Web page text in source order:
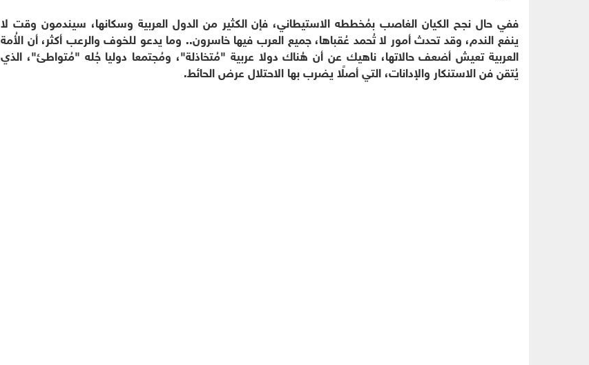
ففي حال نجح الكيان الغاصب بمُخططه الاستيطاني، فإن الكثير من الدول العربية وسكانها، سيندمون وقت لا
ينفع الندم، وقد تحدث أمور لا تُحمد عُقباها، جميع العرب فيها خاسرون.. وما يدعو للخوف والرعب أكثر، أن الأُمة
العربية تعيش أضعف حالاتها، ناهيك عن أن هُناك دولا عربية "مُتخاذلة"، ومُجتمعا دوليا جُله "مُتواطئ"، الذي
يُتقن فن الاستنكار والإدانات، التي أصلًا يضرب بها الاحتلال عرض الحائط.